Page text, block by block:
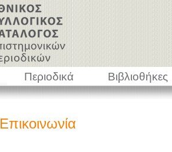
Περιοδικά Βιβλιοθήκες
Επικοινωνία